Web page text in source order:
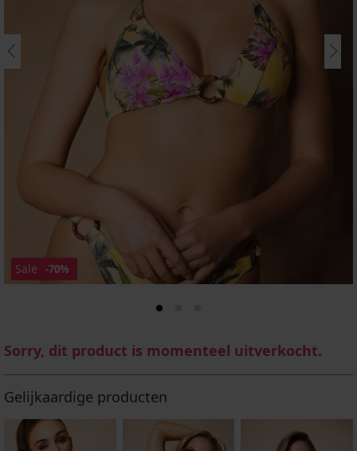
Sale -70%
Sorry, dit product is momenteel uitverkocht.
Gelijkaardige producten